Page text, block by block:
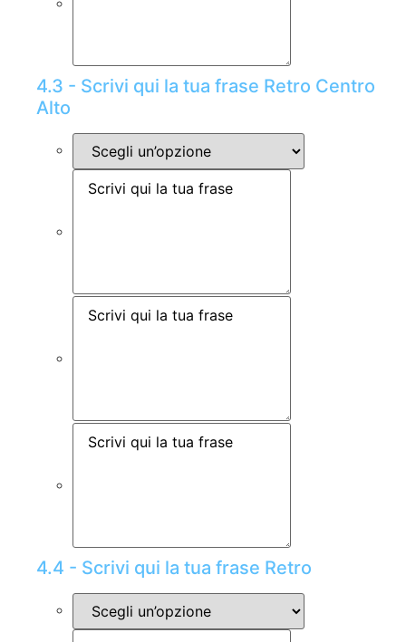
4.3 - Scrivi qui la tua frase Retro Centro
Alto
4.4 - Scrivi qui la tua frase Retro